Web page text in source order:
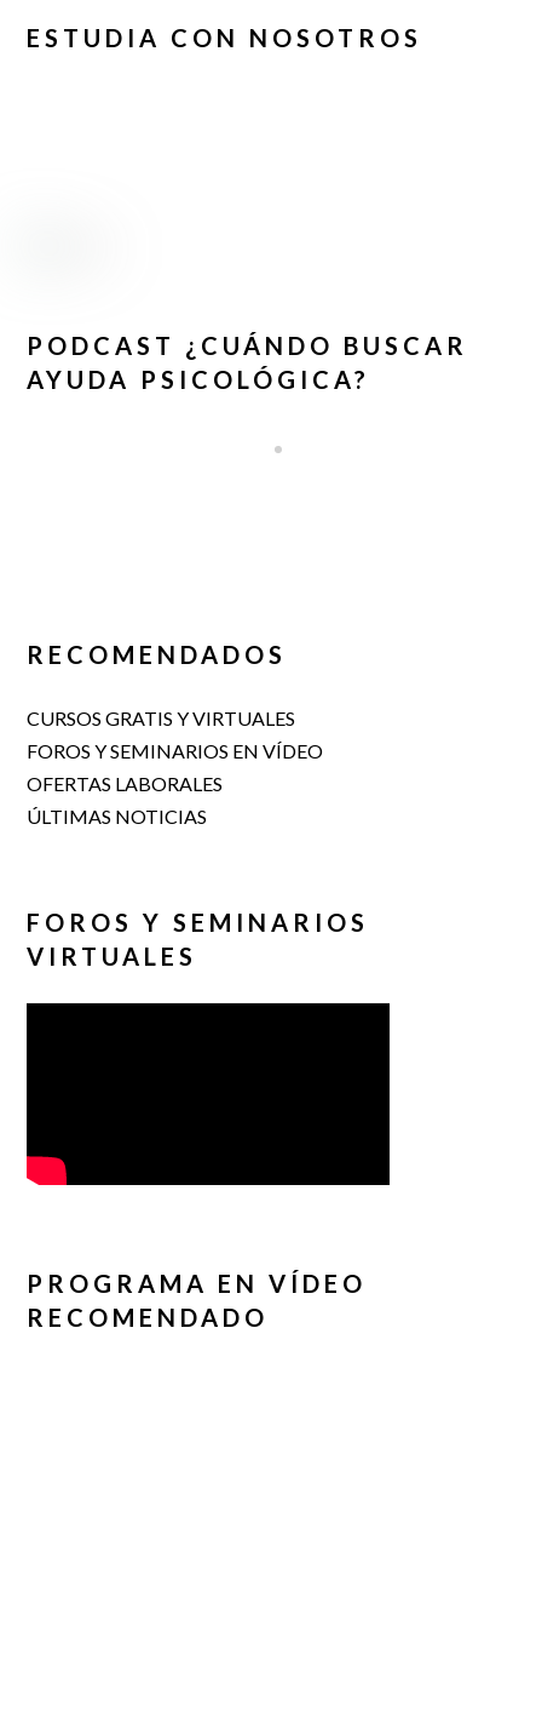
ESTUDIA CON NOSOTROS
PODCAST ¿CUÁNDO BUSCAR
AYUDA PSICOLÓGICA?
RECOMENDADOS
CURSOS GRATIS Y VIRTUALES
FOROS Y SEMINARIOS EN VÍDEO
OFERTAS LABORALES
ÚLTIMAS NOTICIAS
FOROS Y SEMINARIOS
VIRTUALES
PROGRAMA EN VÍDEO
RECOMENDADO